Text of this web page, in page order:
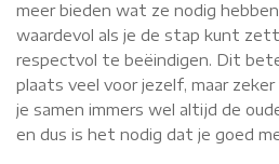
meer bieden wat ze nodig
waardevol als je de stap kunt
respectvol te beëindigen. Dit
plaats veel voor jezelf, maar
je samen immers wel altijd de
en dus is het nodig dat je goed